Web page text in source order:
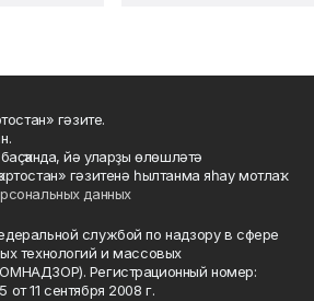
гәзите.
йә уларҙы өлөшләтә
гәзитенә һылтанма яһау мотлаҡ.
данных
службой по надзору в сфере
технологий и массовых
Регистрационный номер:
11 сентября 2008 г.